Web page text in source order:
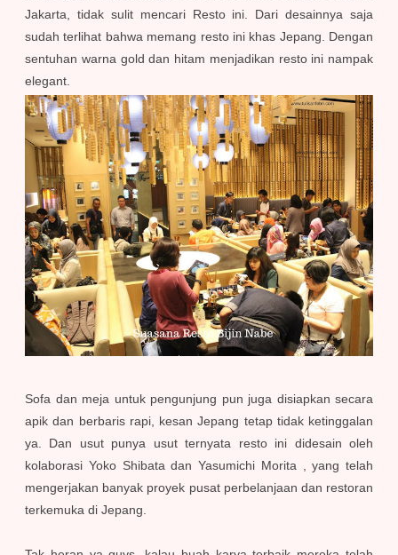
Jakarta, tidak sulit mencari Resto ini. Dari desainnya saja
sudah terlihat bahwa memang resto ini khas Jepang. Dengan
sentuhan warna gold dan hitam menjadikan resto ini nampak
elegant.
Sofa dan meja untuk pengunjung pun juga disiapkan secara
apik dan berbaris rapi, kesan Jepang tetap tidak ketinggalan
ya. Dan usut punya usut ternyata resto ini didesain oleh
kolaborasi Yoko Shibata dan Yasumichi Morita , yang telah
mengerjakan banyak proyek pusat perbelanjaan dan restoran
terkemuka di Jepang.